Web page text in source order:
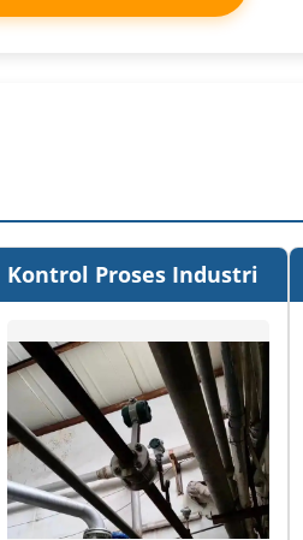
Kontrol Proses Industri